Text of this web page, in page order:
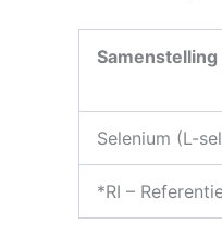
Selenium
*RI –